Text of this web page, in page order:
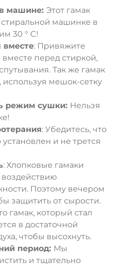
машине: Этот гамак
машинке в
30 ° C!
: Привяжите
перед стиркой,
Так же гамак
мешок-сетку
режим сушки: Нельзя
: Убедитесь, что
и не трется
: Хлопковые гамаки
воздействию
Поэтому вечером
защитить от сырости.
гамак, который стал
в достаточной
чтобы высохнуть.
период: Мы
и тщательно